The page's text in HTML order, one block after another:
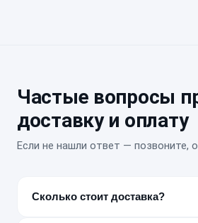
Частые вопросы
доставку и оплату
Если не нашли ответ — позвоните,
Сколько стоит доставка?